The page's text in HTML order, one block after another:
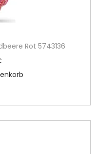
Rot 5743136